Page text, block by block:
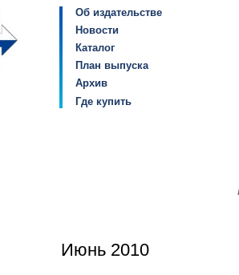
Об издательстве
Новости
Каталог
План выпуска
Архив
Где купить
Июнь 2010